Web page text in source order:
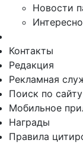
Новости
Контакты
Редакция
Рекламная
Поиск по сайту
Мобильное
Награды
Правила